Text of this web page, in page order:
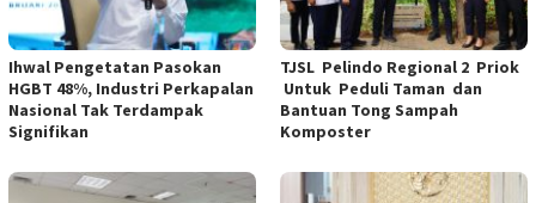
Ihwal Pengetatan Pasokan
HGBT 48%, Industri Perkapalan
Nasional Tak Terdampak
Signifikan
TJSL Pelindo Regional 2 Priok
Untuk Peduli Taman dan
Bantuan Tong Sampah
Komposter